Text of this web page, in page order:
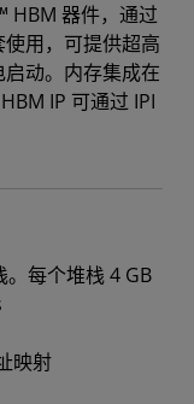
HBM 器件，通过
用，可提供超高
动。内存集成在
IP 可通过 IPI
每个堆栈 4 GB
映射